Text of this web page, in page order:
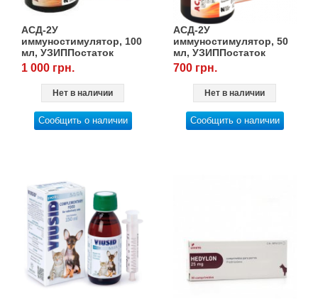
АСД-2У
иммуностимулятор, 100
мл, УЗИППостаток
1 000 грн.
Нет в наличии
Сообщить о наличии
АСД-2У
иммуностимулятор, 50
мл, УЗИППостаток
700 грн.
Нет в наличии
Сообщить о наличии